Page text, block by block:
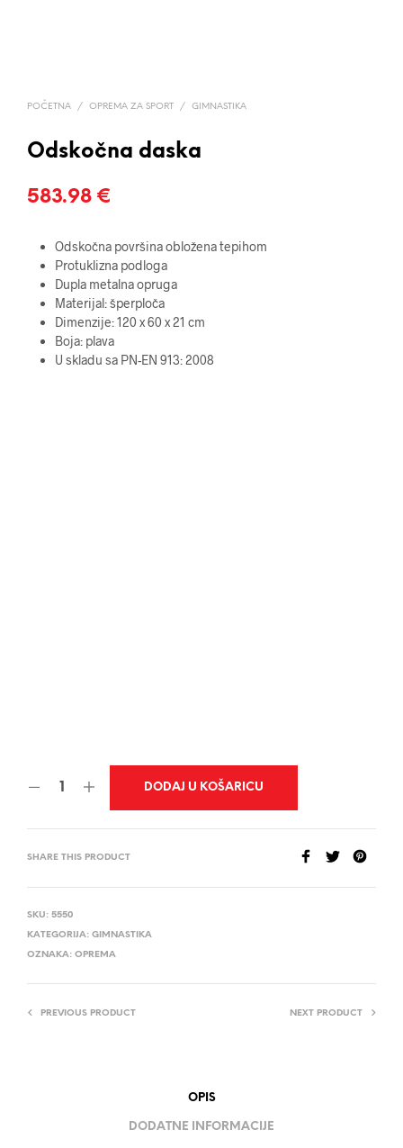
POČETNA / OPREMA ZA SPORT / GIMNASTIKA
Odskočna daska
583.98 €
Odskočna površina obložena tepihom
Protuklizna podloga
Dupla metalna opruga
Materijal: šperploča
Dimenzije: 120 x 60 x 21 cm
Boja: plava
U skladu sa PN-EN 913: 2008
DODAJ U KOŠARICU
SHARE THIS PRODUCT
SKU: 5550
KATEGORIJA: GIMNASTIKA
OZNAKA: OPREMA
PREVIOUS PRODUCT NEXT PRODUCT
OPIS
DODATNE INFORMACIJE